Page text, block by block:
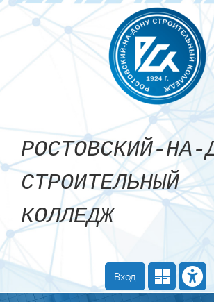
Перейти к основному содержанию
РОСТОВСКИЙ-
СТРОИТЕЛЬНЫЙ
КОЛЛЕДЖ
Вход
Маршрут